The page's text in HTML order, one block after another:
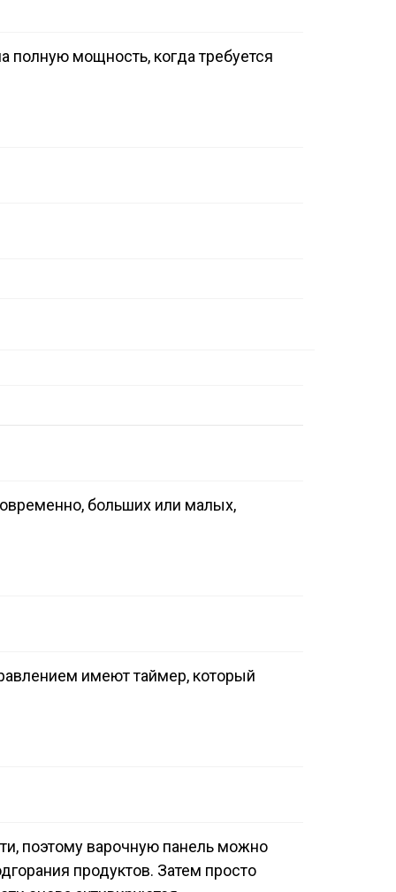
полную мощность, когда требуется
больших или малых,
имеют таймер, который
поэтому варочную панель можно
продуктов. Затем просто